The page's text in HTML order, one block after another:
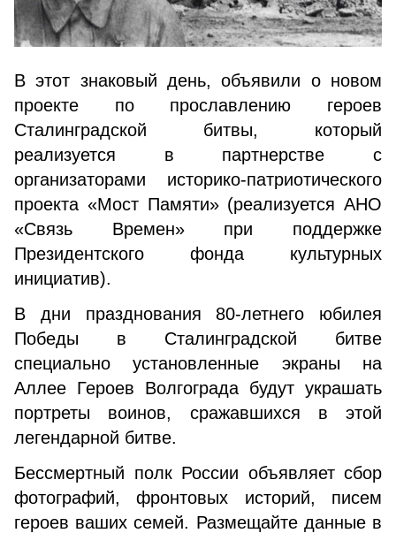
В этот знаковый день, объявили о новом
проекте по прославлению героев
Сталинградской битвы, который
реализуется в партнерстве с
организаторами историко-патриотического
проекта «Мост Памяти» (реализуется АНО
«Связь Времен» при поддержке
Президентского фонда культурных
инициатив).
В дни празднования 80-летнего юбилея
Победы в Сталинградской битве
специально установленные экраны на
Аллее Героев Волгограда будут украшать
портреты воинов, сражавшихся в этой
легендарной битве.
Бессмертный полк России объявляет сбор
фотографий, фронтовых историй, писем
героев ваших семей. Размещайте данные в